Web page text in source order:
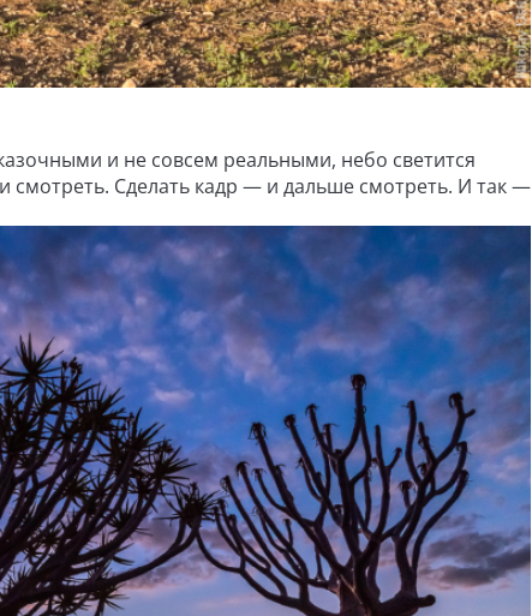
и не совсем реальными, небо светится
смотреть. Сделать кадр — и дальше смотреть. И так —